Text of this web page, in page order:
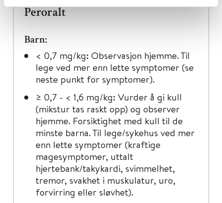
Peroralt
Barn:
< 0,7 mg/kg: Observasjon hjemme. Til
lege ved mer enn lette symptomer (se
neste punkt for symptomer).
≥ 0,7 - < 1,6 mg/kg: Vurder å gi kull
(mikstur tas raskt opp) og observer
hjemme. Forsiktighet med kull til de
minste barna. Til lege/sykehus ved mer
enn lette symptomer (kraftige
magesymptomer, uttalt
hjertebank/takykardi, svimmelhet,
tremor, svakhet i muskulatur, uro,
forvirring eller sløvhet).